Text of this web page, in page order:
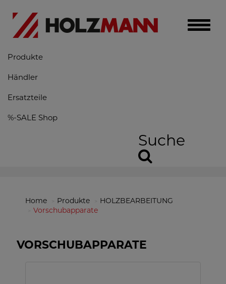
Toggle
Produkte
Händler
Ersatzteile
%-SALE Shop
Suche
Home Produkte
HOLZBEARBEITUNG
Vorschubapparate
VORSCHUBAPPARATE